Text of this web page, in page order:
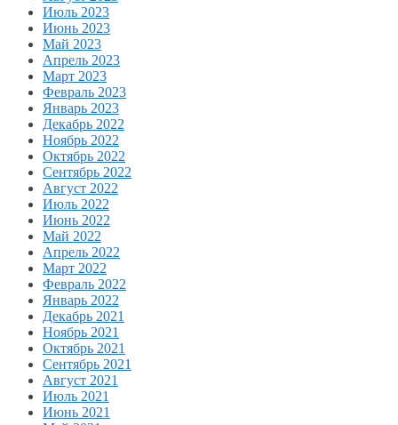
Июль 2023
Июнь 2023
Май 2023
Апрель 2023
Март 2023
Февраль 2023
Январь 2023
Декабрь 2022
Ноябрь 2022
Октябрь 2022
Сентябрь 2022
Август 2022
Июль 2022
Июнь 2022
Май 2022
Апрель 2022
Март 2022
Февраль 2022
Январь 2022
Декабрь 2021
Ноябрь 2021
Октябрь 2021
Сентябрь 2021
Август 2021
Июль 2021
Июнь 2021